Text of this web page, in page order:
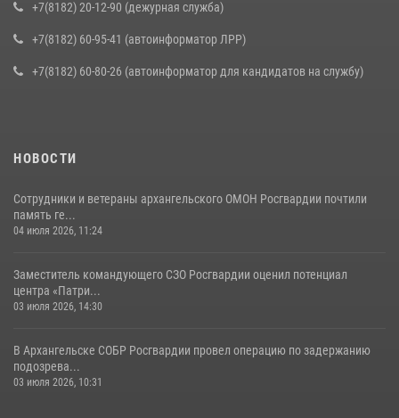
+7(8182) 20-12-90 (дежурная служба)
+7(8182) 60-95-41 (автоинформатор ЛРР)
+7(8182) 60-80-26 (автоинформатор для кандидатов на службу)
НОВОСТИ
Сотрудники и ветераны архангельского ОМОН Росгвардии почтили
память ге...
04 июля 2026, 11:24
Заместитель командующего СЗО Росгвардии оценил потенциал
центра «Патри...
03 июля 2026, 14:30
В Архангельске СОБР Росгвардии провел операцию по задержанию
подозрева...
03 июля 2026, 10:31